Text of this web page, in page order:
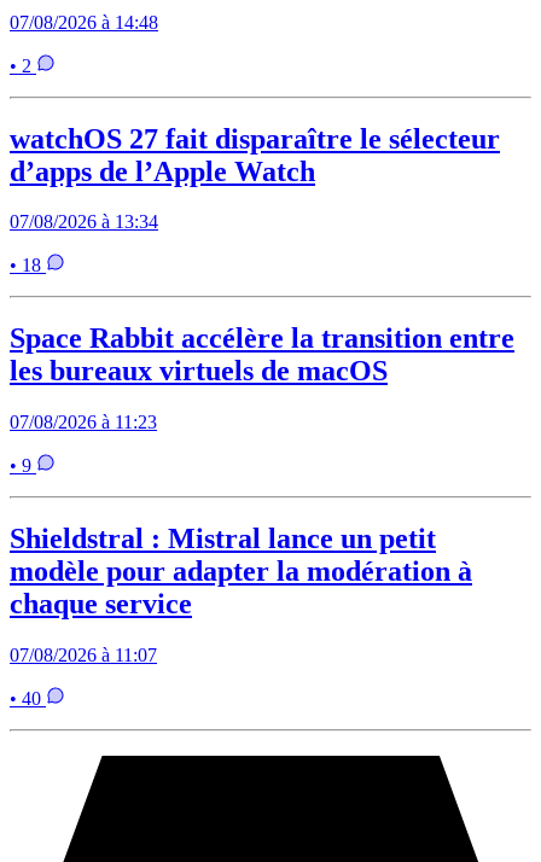
07/08/2026 à 14:48
• 2
watchOS 27 fait disparaître le sélecteur
d’apps de l’Apple Watch
07/08/2026 à 13:34
• 18
Space Rabbit accélère la transition entre
les bureaux virtuels de macOS
07/08/2026 à 11:23
• 9
Shieldstral : Mistral lance un petit
modèle pour adapter la modération à
chaque service
07/08/2026 à 11:07
• 40